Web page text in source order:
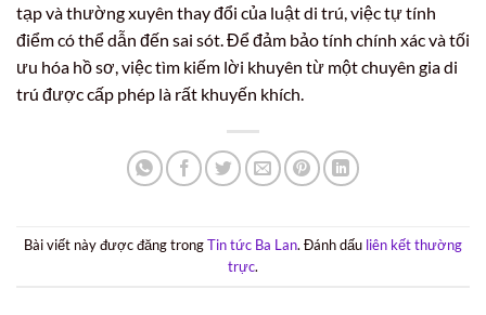
tạp và thường xuyên thay đổi của luật di trú, việc tự tính
điểm có thể dẫn đến sai sót. Để đảm bảo tính chính xác và tối
ưu hóa hồ sơ, việc tìm kiếm lời khuyên từ một chuyên gia di
trú được cấp phép là rất khuyến khích.
Bài viết này được đăng trongTin tức Ba Lan. Đánh dấu liên kết thường
trực.